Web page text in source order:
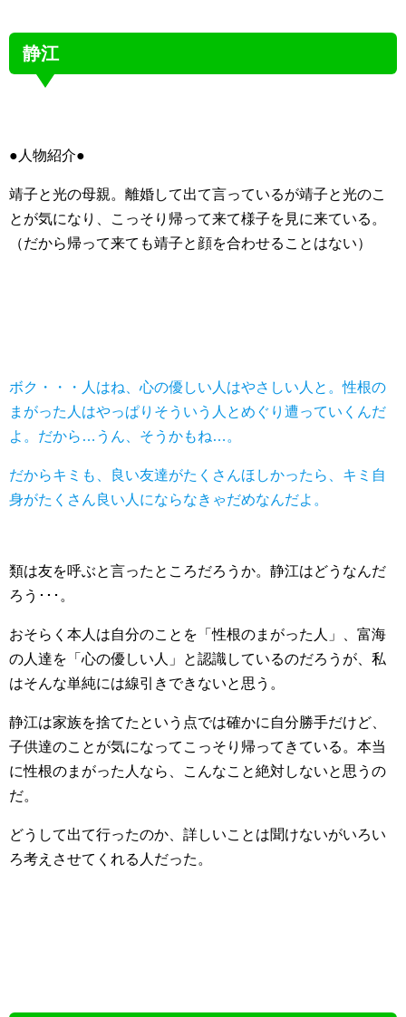
静江
●人物紹介●
靖子と光の母親。離婚して出て言っているが靖子と光のこ
とが気になり、こっそり帰って来て様子を見に来ている。
（だから帰って来ても靖子と顔を合わせることはない）
ボク・・・人はね、心の優しい人はやさしい人と。性根の
まがった人はやっぱりそういう人とめぐり遭っていくんだ
よ。だから…うん、そうかもね…。
だからキミも、良い友達がたくさんほしかったら、キミ自
身がたくさん良い人にならなきゃだめなんだよ。
類は友を呼ぶと言ったところだろうか。静江はどうなんだ
ろう･･･。
おそらく本人は自分のことを「性根のまがった人」、富海
の人達を「心の優しい人」と認識しているのだろうが、私
はそんな単純には線引きできないと思う。
静江は家族を捨てたという点では確かに自分勝手だけど、
子供達のことが気になってこっそり帰ってきている。本当
に性根のまがった人なら、こんなこと絶対しないと思うの
だ。
どうして出て行ったのか、詳しいことは聞けないがいろい
ろ考えさせてくれる人だった。